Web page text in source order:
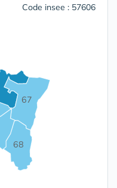
Code insee : 57606
67
68